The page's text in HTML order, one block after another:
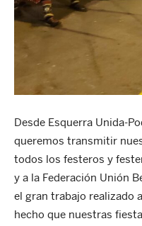
Desde Esquerra Unida-
queremos transmitir
todos los festeros y
y a la Federación Unión
el gran trabajo realizado
hecho que nuestras